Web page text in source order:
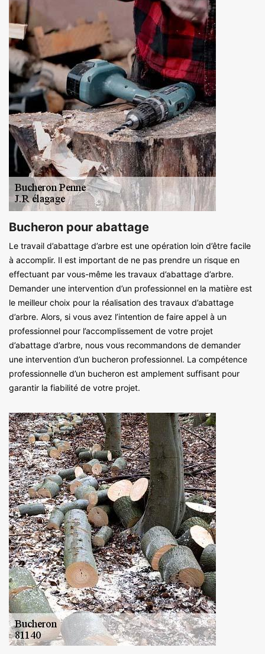
Bucheron pour abattage
Le travail d’abattage d’arbre est une opération loin d’être facile
à accomplir. Il est important de ne pas prendre un risque en
effectuant par vous-même les travaux d’abattage d’arbre.
Demander une intervention d’un professionnel en la matière est
le meilleur choix pour la réalisation des travaux d’abattage
d’arbre. Alors, si vous avez l’intention de faire appel à un
professionnel pour l’accomplissement de votre projet
d’abattage d’arbre, nous vous recommandons de demander
une intervention d’un bucheron professionnel. La compétence
professionnelle d’un bucheron est amplement suffisant pour
garantir la fiabilité de votre projet.